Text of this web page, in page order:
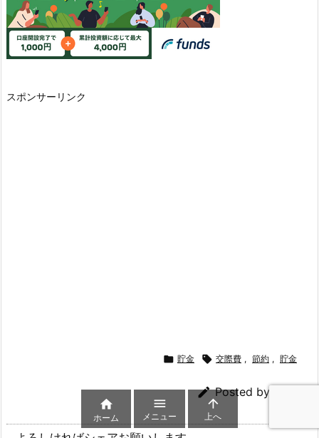
スポンサーリンク
 貯金  交際費 , 節約 , 貯金
 Posted by

ホーム

メニュー

上へ